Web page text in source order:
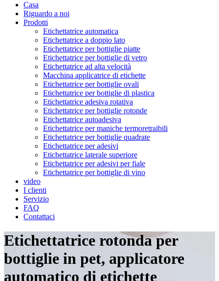
Casa
Riguardo a noi
Prodotti
Etichettatrice automatica
Etichettatrice a doppio lato
Etichettatrice per bottiglie piatte
Etichettatrice per bottiglie di vetro
Etichettatrice ad alta velocità
Macchina applicatrice di etichette
Etichettatrice per bottiglie ovali
Etichettatrice per bottiglie di plastica
Etichettatrice adesiva rotativa
Etichettatrice per bottiglie rotonde
Etichettatrice autoadesiva
Etichettatrice per maniche termoretraibili
Etichettatrice per bottiglie quadrate
Etichettatrice per adesivi
Etichettatrice laterale superiore
Etichettatrice per adesivi per fiale
Etichettatrice per bottiglie di vino
video
I clienti
Servizio
FAQ
Contattaci
Etichettatrice rotonda per
bottiglie in pet, applicatore
automatico di etichette